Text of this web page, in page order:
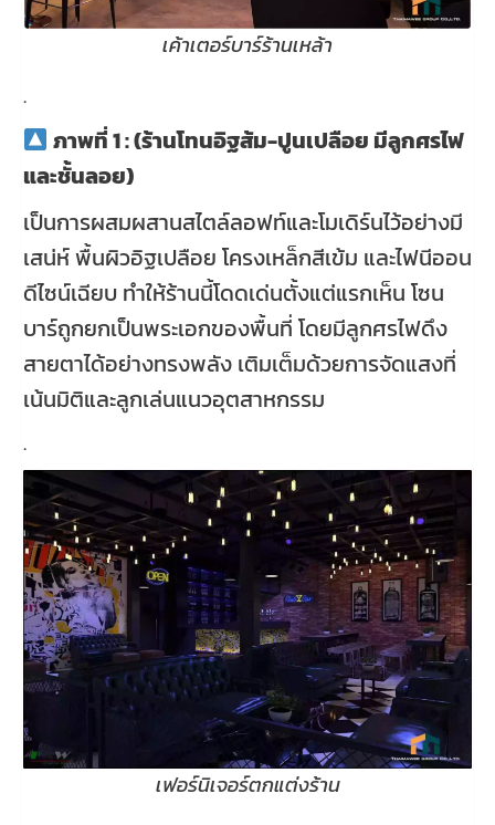
เค้าเตอร์บาร์ร้านเหล้า
.
ภาพที่ 1 : (ร้านโทนอิฐส้ม-ปูนเปลือย มีลูกศรไฟ
และชั้นลอย)
เป็นการผสมผสานสไตล์ลอฟท์และโมเดิร์นไว้อย่างมี
เสน่ห์ พื้นผิวอิฐเปลือย โครงเหล็กสีเข้ม และไฟนีออน
ดีไซน์เฉียบ ทำให้ร้านนี้โดดเด่นตั้งแต่แรกเห็น โซน
บาร์ถูกยกเป็นพระเอกของพื้นที่ โดยมีลูกศรไฟดึง
สายตาได้อย่างทรงพลัง เติมเต็มด้วยการจัดแสงที่
เน้นมิติและลูกเล่นแนวอุตสาหกรรม
.
เฟอร์นิเจอร์ตกแต่งร้าน